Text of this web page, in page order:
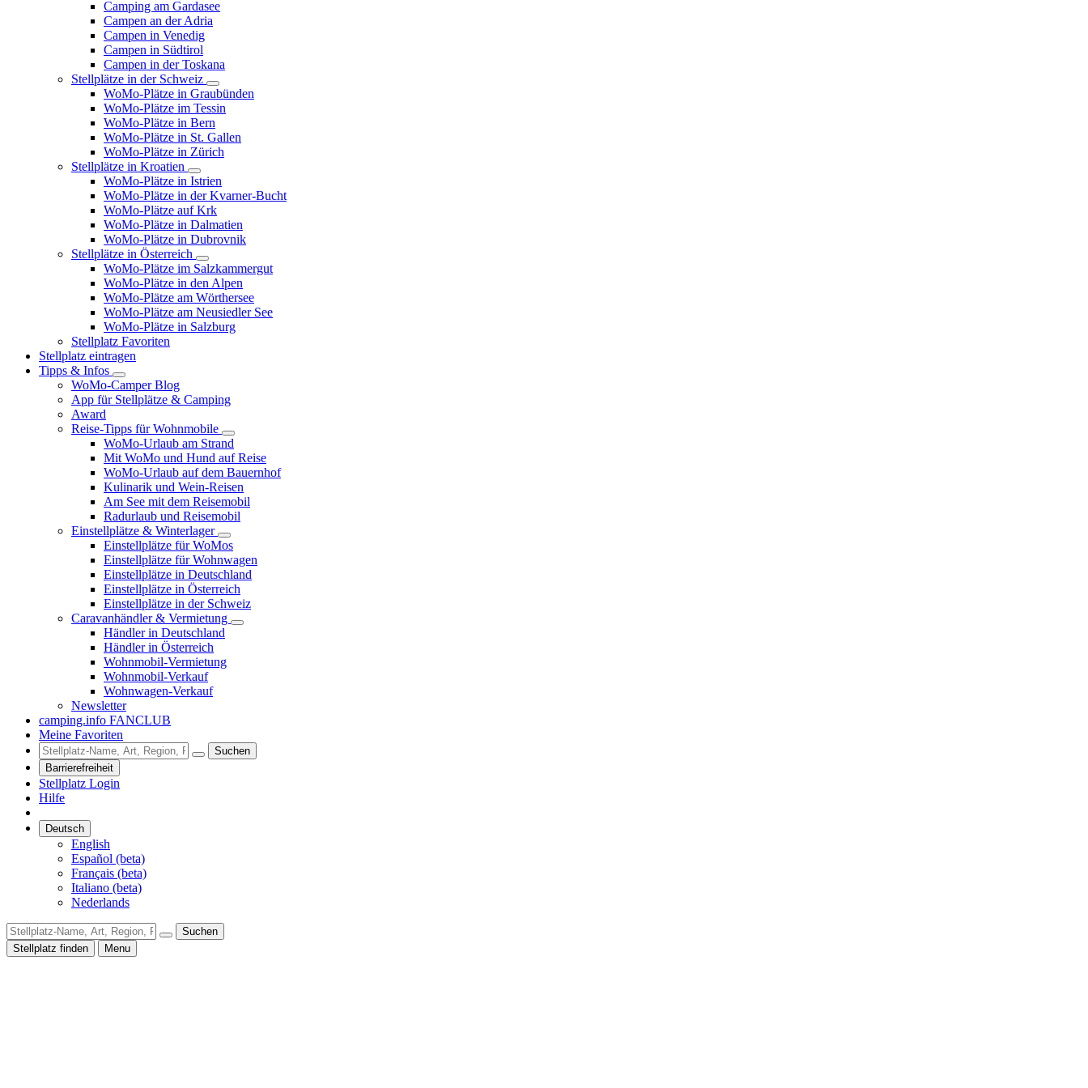
Camping am Gardasee
Campen an der Adria
Campen in Venedig
Campen in Südtirol
Campen in der Toskana
Stellplätze in der Schweiz
WoMo-Plätze in Graubünden
WoMo-Plätze im Tessin
WoMo-Plätze in Bern
WoMo-Plätze in St. Gallen
WoMo-Plätze in Zürich
Stellplätze in Kroatien
WoMo-Plätze in Istrien
WoMo-Plätze in der Kvarner-Bucht
WoMo-Plätze auf Krk
WoMo-Plätze in Dalmatien
WoMo-Plätze in Dubrovnik
Stellplätze in Österreich
WoMo-Plätze im Salzkammergut
WoMo-Plätze in den Alpen
WoMo-Plätze am Wörthersee
WoMo-Plätze am Neusiedler See
WoMo-Plätze in Salzburg
Stellplatz Favoriten
Stellplatz eintragen
Tipps & Infos
WoMo-Camper Blog
App für Stellplätze & Camping
Award
Reise-Tipps für Wohnmobile
WoMo-Urlaub am Strand
Mit WoMo und Hund auf Reise
WoMo-Urlaub auf dem Bauernhof
Kulinarik und Wein-Reisen
Am See mit dem Reisemobil
Radurlaub und Reisemobil
Einstellplätze & Winterlager
Einstellplätze für WoMos
Einstellplätze für Wohnwagen
Einstellplätze in Deutschland
Einstellplätze in Österreich
Einstellplätze in der Schweiz
Caravanhändler & Vermietung
Händler in Deutschland
Händler in Österreich
Wohnmobil-Vermietung
Wohnmobil-Verkauf
Wohnwagen-Verkauf
Newsletter
camping.info FANCLUB
Meine Favoriten
Suchen
Barrierefreiheit
Stellplatz Login
Hilfe
Deutsch
English
Español (beta)
Français (beta)
Italiano (beta)
Nederlands
Suchen
Stellplatz finden
Menu